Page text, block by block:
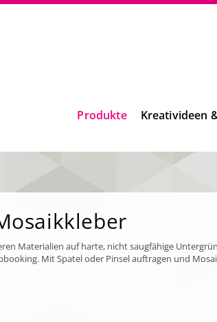
Produkte Kreativideen
Materialien auf harte, nicht saugfähige
Mit Spatel oder Pinsel auftragen und